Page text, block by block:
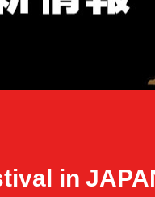
in